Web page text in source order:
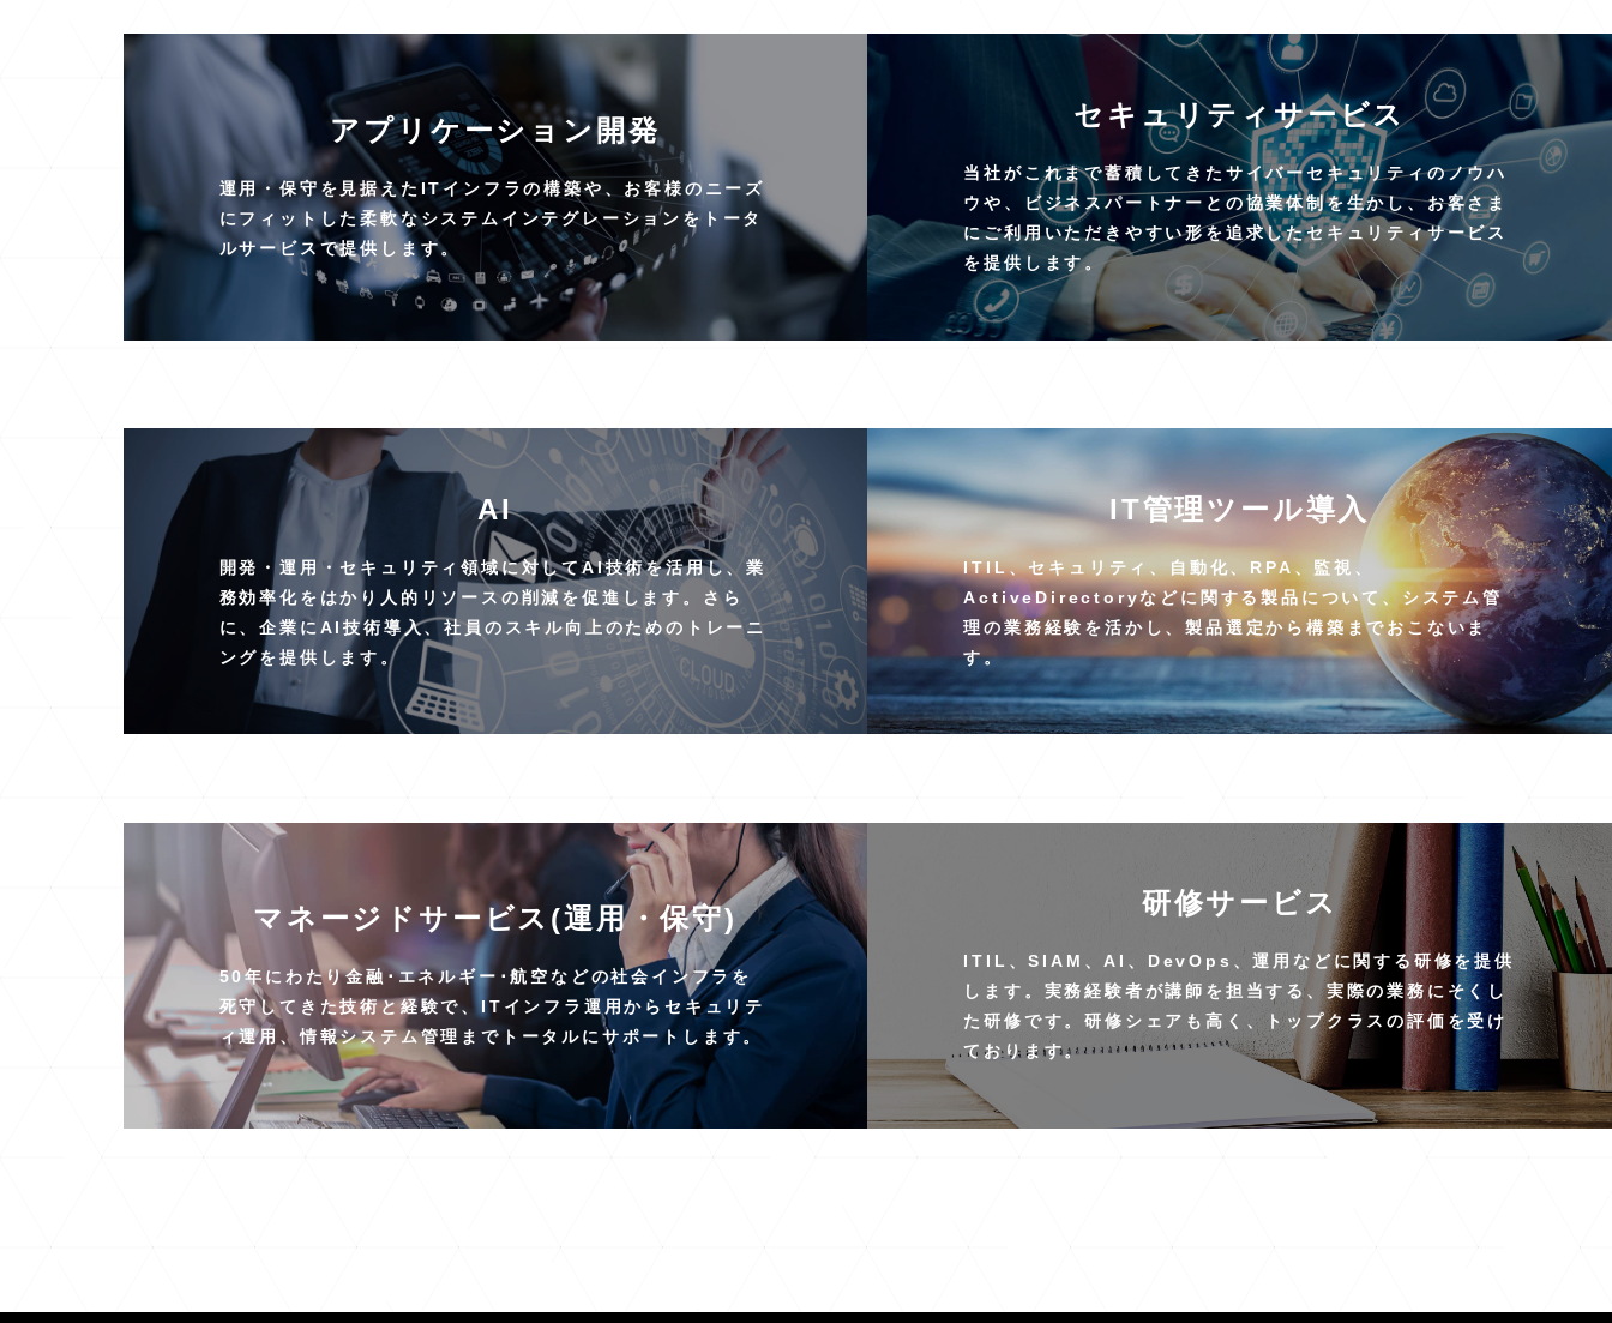
アプリケーション開発
運用・保守を見据えたITインフラの構築や、お客様のニーズ
にフィットした柔軟なシステムインテグレーションをトータ
ルサービスで提供します。
セキュリティサービス
当社がこれまで蓄積してきたサイバーセキュリティのノウハ
ウや、ビジネスパートナーとの協業体制を生かし、お客さま
にご利用いただきやすい形を追求したセキュリティサービス
を提供します。
AI
開発・運用・セキュリティ領域に対してAI技術を活用し、業
務効率化をはかり人的リソースの削減を促進します。さら
に、企業にAI技術導入、社員のスキル向上のためのトレーニ
ングを提供します。
IT管理ツール導入
ITIL、セキュリティ、自動化、RPA、監視、
ActiveDirectoryなどに関する製品について、システム管
理の業務経験を活かし、製品選定から構築までおこないま
す。
マネージドサービス(運用・保守)
50年にわたり金融･エネルギー･航空などの社会インフラを
死守してきた技術と経験で、ITインフラ運用からセキュリテ
ィ運用、情報システム管理までトータルにサポートします。
研修サービス
ITIL、SIAM、AI、DevOps、運用などに関する研修を提供
します。実務経験者が講師を担当する、実際の業務にそくし
た研修です。研修シェアも高く、トップクラスの評価を受け
ております。